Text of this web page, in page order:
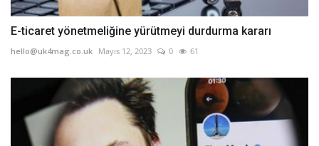
E-ticaret yönetmeliğine yürütmeyi durdurma kararı
hello@uk4mag.co.uk Mayıs 12, 2023 0 61